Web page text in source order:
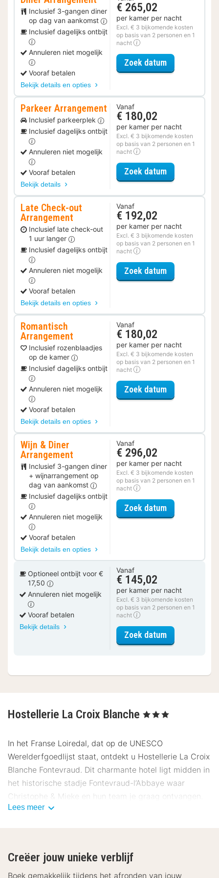
Inclusief 3-gangen diner
op dag van aankomst
Inclusief dagelijks ontbijt
Annuleren niet mogelijk
Vooraf betalen
Bekijk details en opties
€ 265,02
per kamer per nacht
Excl. € 3 bijkomende kosten
op basis van 2 personen en 1
nacht
Zoek datumvoor Diner
Parkeer Arrangement
Inclusief parkeerplek
Inclusief dagelijks ontbijt
Annuleren niet mogelijk
Vooraf betalen
Bekijk details
Vanaf
€ 180,02
per kamer per nacht
Excl. € 3 bijkomende kosten
op basis van 2 personen en 1
nacht
Zoek datumvoor Parkeer
Late Check-out
Arrangement
Inclusief late check-out
1 uur langer
Inclusief dagelijks ontbijt
Annuleren niet mogelijk
Vooraf betalen
Bekijk details en opties
Vanaf
€ 192,02
per kamer per nacht
Excl. € 3 bijkomende kosten
op basis van 2 personen en 1
nacht
Zoek datumvoor Late
Romantisch
Arrangement
Inclusief rozenblaadjes
op de kamer
Inclusief dagelijks ontbijt
Annuleren niet mogelijk
Vooraf betalen
Bekijk details en opties
Vanaf
€ 180,02
per kamer per nacht
Excl. € 3 bijkomende kosten
op basis van 2 personen en 1
nacht
Zoek datumvoor
Wijn & Diner
Arrangement
Inclusief 3-gangen diner
+ wijnarrangement op
dag van aankomst
Inclusief dagelijks ontbijt
Annuleren niet mogelijk
Vooraf betalen
Bekijk details en opties
Vanaf
€ 296,02
per kamer per nacht
Excl. € 3 bijkomende kosten
op basis van 2 personen en 1
nacht
Zoek datumvoor Wijn &
Optioneel ontbijt voor €
17,50
Annuleren niet mogelijk
Vooraf betalen
Bekijk details
Vanaf
€ 145,02
per kamer per nacht
Excl. € 3 bijkomende kosten
op basis van 2 personen en 1
nacht
Zoek datumvoor Superior
Hostellerie La Croix Blanche , 3 Sterren
In het Franse Loiredal, dat op de UNESCO
Werelderfgoedlijst staat, ontdekt u Hostellerie La Croix
Blanche Fontevraud. Dit charmante hotel ligt midden in
het historische stadje Fontevraud-l’Abbaye waar
Christophe & Mieke en hun team je graag ontvangen.
kamers, die allen uitzicht bieden op de historische
binnenplaats vol bloemen. Iedere kamer is uitgerust
Lees meer
Creëer jouw unieke verblijf
Boek gemakkelijk tijdens het afronden van jouw